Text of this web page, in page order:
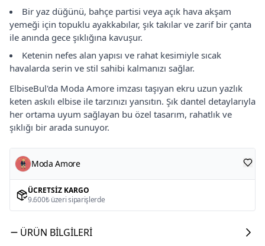
Bir yaz düğünü, bahçe partisi veya açık hava akşam
yemeği için topuklu ayakkabılar, şık takılar ve zarif bir çanta
ile anında gece şıklığına kavuşur.
Ketenin nefes alan yapısı ve rahat kesimiyle sıcak
havalarda serin ve stil sahibi kalmanızı sağlar.
ElbiseBul'da Moda Amore imzası taşıyan ekru uzun yazlık
keten askılı elbise ile tarzınızı yansıtın. Şık dantel detaylarıyla
her ortama uyum sağlayan bu özel tasarım, rahatlık ve
şıklığı bir arada sunuyor.
Moda Amore
ÜCRETSIZ KARGO
9.600₺ üzeri siparişlerde
ÜRÜN BILGILERI